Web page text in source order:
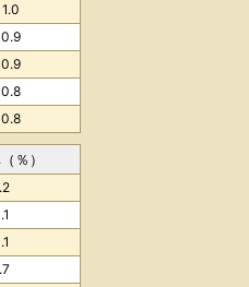
1.0
0.9
0.9
0.8
0.8
％）